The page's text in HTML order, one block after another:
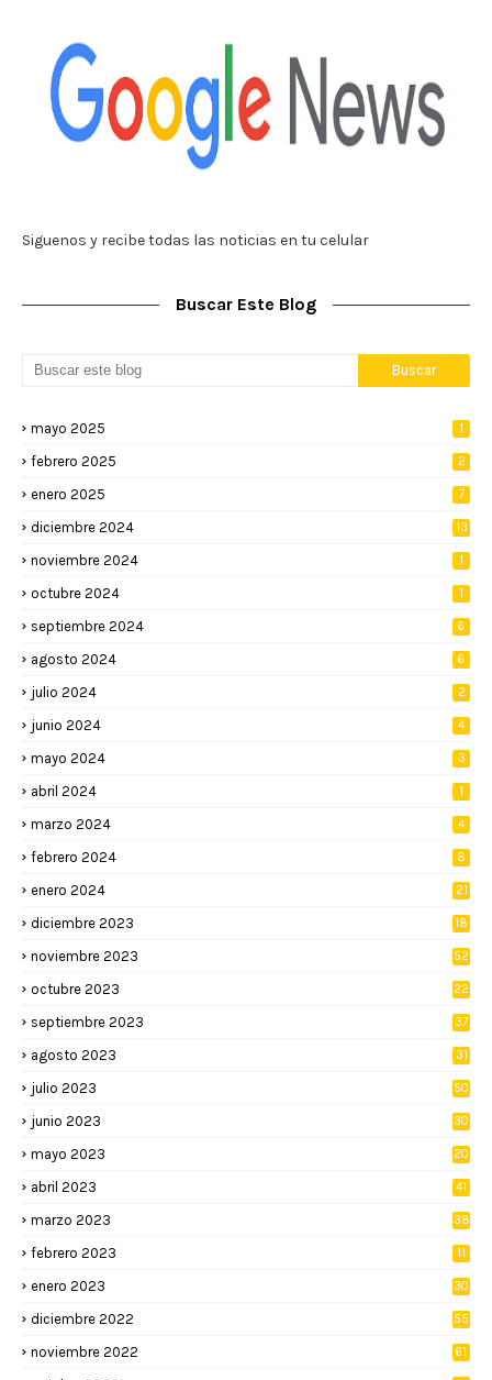
Siguenos y recibe todas las noticias en tu celular
Buscar Este Blog
mayo 2025 1
febrero 2025 2
enero 2025 7
diciembre 2024 13
noviembre 2024 1
octubre 2024 1
septiembre 2024 6
agosto 2024 6
julio 2024 2
junio 2024 4
mayo 2024 3
abril 2024 1
marzo 2024 4
febrero 2024 8
enero 2024 21
diciembre 2023 18
noviembre 2023 52
octubre 2023 22
septiembre 2023 37
agosto 2023 31
julio 2023 50
junio 2023 30
mayo 2023 20
abril 2023 41
marzo 2023 38
febrero 2023 11
enero 2023 30
diciembre 2022 55
noviembre 2022 61